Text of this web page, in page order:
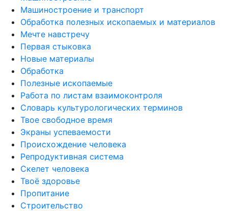
Машиностроение и транспорт
Обработка полезных ископаемых и материалов
Мечте навстречу
Первая стыковка
Новые материалы
Обработка
Полезные ископаемые
Работа по листам взаимоконтроля
Словарь культурологических терминов
Твое свободное время
Экраны успеваемости
Происхождение человека
Репродуктивная система
Скелет человека
Твоё здоровье
Пропитание
Строительство